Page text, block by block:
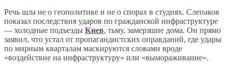
Речь шла не о геополитике и не о спорах в студиях. Слепаков
показал последствия ударов по гражданской инфраструктуре
— холодные подъезды Киев, тьму, замерзшие дома. Он прямо
заявил, что устал от пропагандистских оправданий, где удары
по мирным кварталам маскируются словами вроде
«воздействие на инфраструктуру» или «вымораживание».